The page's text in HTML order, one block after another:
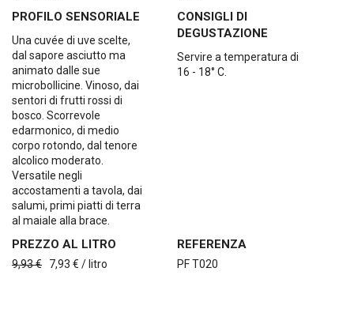
PROFILO SENSORIALE
Una cuvée di uve scelte,
dal sapore asciutto ma
animato dalle sue
microbollicine. Vinoso, dai
sentori di frutti rossi di
bosco. Scorrevole
edarmonico, di medio
corpo rotondo, dal tenore
alcolico moderato.
Versatile negli
accostamenti a tavola, dai
salumi, primi piatti di terra
al maiale alla brace.
CONSIGLI DI
DEGUSTAZIONE
Servire a temperatura di
16 - 18° C.
PREZZO AL LITRO
9,93 € 7,93 € / litro
REFERENZA
PF T020